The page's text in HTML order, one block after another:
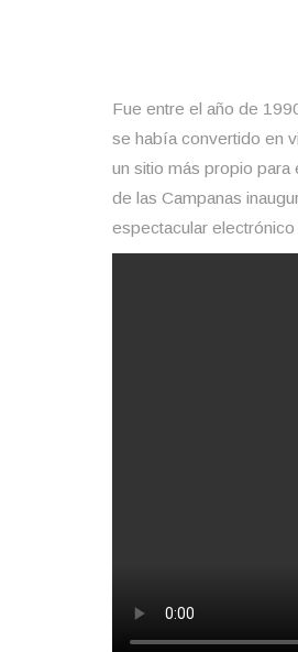
Fue entre el año de
se había convertido en
un sitio más propio para
de las Campanas
espectacular electrónico